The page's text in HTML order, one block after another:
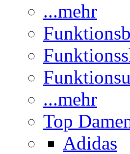
...mehr
...mehr
Top
Adidas